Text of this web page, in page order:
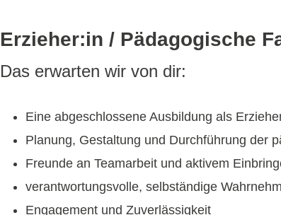
Erzieher:in / Pädagogische
Das erwarten wir von dir:
Eine abgeschlossene Ausbildung als
Planung, Gestaltung und Durchführung der
Freunde an Teamarbeit und aktivem
verantwortungsvolle, selbständige
Engagement und Zuverlässigkeit